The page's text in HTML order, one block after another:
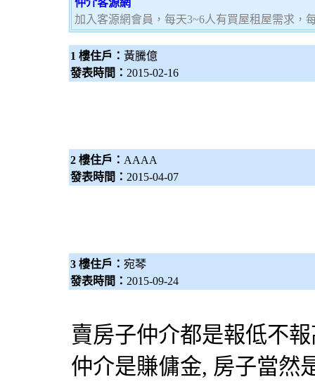
仲介客源網
加入客源網會員，每天3~6人有買屋租屋需求，
1 樓住戶： 黃騰億
發表時間： 2015-02-16
2 樓住戶： AAAA
發表時間： 2015-04-07
3 樓住戶： 宛琴
發表時間： 2015-09-24
賣房子仲介都是報低不
仲介是賺傭金, 房子當然